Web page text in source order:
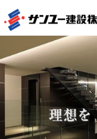
建設
不動産
分譲住宅
金属製品
ホテル・旅館
沿革
私たちの目指す姿 / CSR
理想を